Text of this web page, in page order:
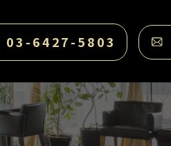
03-6427-5803